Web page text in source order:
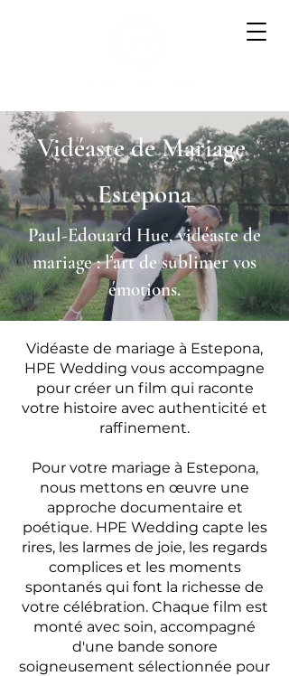
Vidéaste de Mariage
Estepona
Paul-Edouard Hue, vidéaste de
mariage : l’art de sublimer vos
émotions.
Vidéaste de mariage à Estepona,
HPE Wedding vous accompagne
pour créer un film qui raconte
votre histoire avec authenticité et
raffinement.
Pour votre mariage à Estepona,
nous mettons en œuvre une
approche documentaire et
poétique. HPE Wedding capte les
rires, les larmes de joie, les regards
complices et les moments
spontanés qui font la richesse de
votre célébration. Chaque film est
monté avec soin, accompagné
d'une bande sonore
soigneusement sélectionnée pour